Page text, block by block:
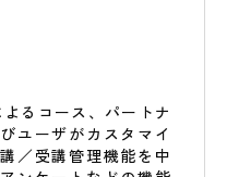
るコース、パートナ
ユーザがカスタマイ
／受講管理機能を中